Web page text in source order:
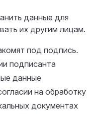
данные для
их другим лицам.
под подпись.
подписанта
данные
на обработку
документах